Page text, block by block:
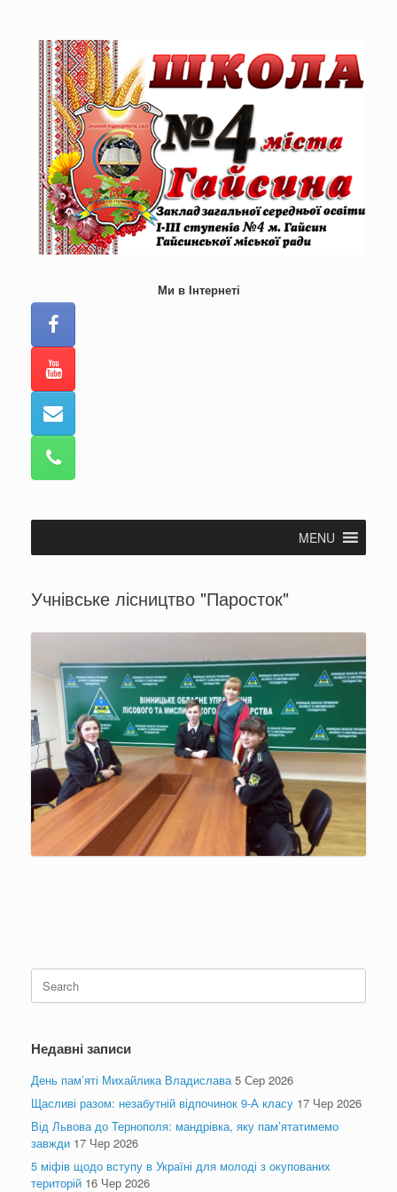
Ми в Інтернеті
MENU
Учнівське лісництво "Паросток"
Search
for:
Недавні записи
День пам’яті Михайлика Владислава 5 Сер 2026
Щасливі разом: незабутній відпочинок 9-А класу 17 Чер 2026
Від Львова до Тернополя: мандрівка, яку пам’ятатимемо
завжди 17 Чер 2026
5 міфів щодо вступу в Україні для молоді з окупованих
територій 16 Чер 2026